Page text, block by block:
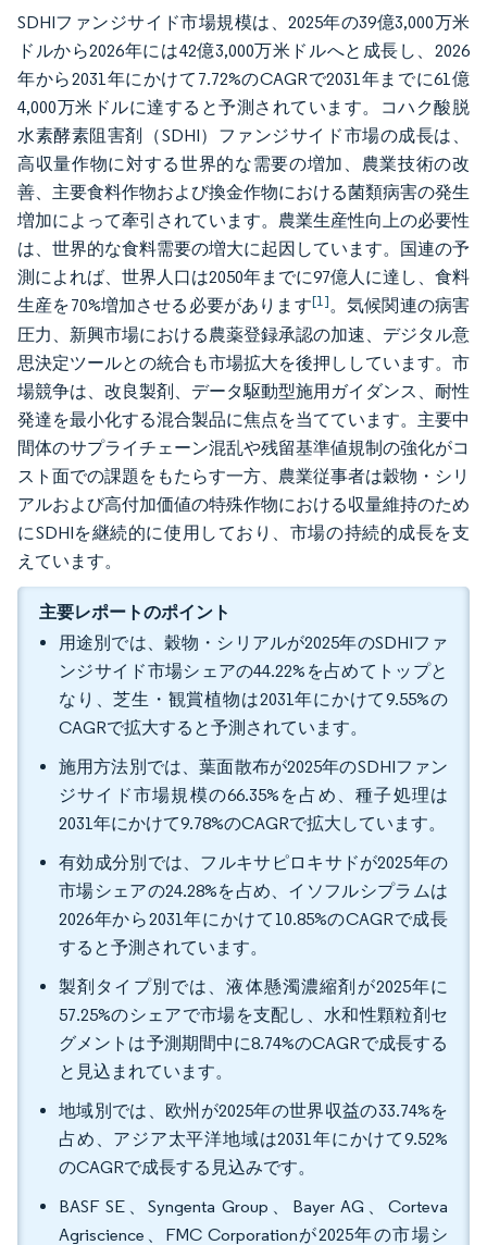
SDHIファンジサイド市場規模は、2025年の39億3,000万米
ドルから2026年には42億3,000万米ドルへと成長し、2026
年から2031年にかけて7.72%のCAGRで2031年までに61億
4,000万米ドルに達すると予測されています。コハク酸脱
水素酵素阻害剤（SDHI）ファンジサイド市場の成長は、
高収量作物に対する世界的な需要の増加、農業技術の改
善、主要食料作物および換金作物における菌類病害の発生
増加によって牽引されています。農業生産性向上の必要性
は、世界的な食料需要の増大に起因しています。国連の予
測によれば、世界人口は2050年までに97億人に達し、食料
生産を70%増加させる必要があります[1]。気候関連の病害
圧力、新興市場における農薬登録承認の加速、デジタル意
思決定ツールとの統合も市場拡大を後押ししています。市
場競争は、改良製剤、データ駆動型施用ガイダンス、耐性
発達を最小化する混合製品に焦点を当てています。主要中
間体のサプライチェーン混乱や残留基準値規制の強化がコ
スト面での課題をもたらす一方、農業従事者は穀物・シリ
アルおよび高付加価値の特殊作物における収量維持のため
にSDHIを継続的に使用しており、市場の持続的成長を支
えています。
主要レポートのポイント
用途別では、穀物・シリアルが2025年のSDHIファ
ンジサイド市場シェアの44.22%を占めてトップと
なり、芝生・観賞植物は2031年にかけて9.55%の
CAGRで拡大すると予測されています。
施用方法別では、葉面散布が2025年のSDHIファン
ジサイド市場規模の66.35%を占め、種子処理は
2031年にかけて9.78%のCAGRで拡大しています。
有効成分別では、フルキサピロキサドが2025年の
市場シェアの24.28%を占め、イソフルシプラムは
2026年から2031年にかけて10.85%のCAGRで成長
すると予測されています。
製剤タイプ別では、液体懸濁濃縮剤が2025年に
57.25%のシェアで市場を支配し、水和性顆粒剤セ
グメントは予測期間中に8.74%のCAGRで成長する
と見込まれています。
地域別では、欧州が2025年の世界収益の33.74%を
占め、アジア太平洋地域は2031年にかけて9.52%
のCAGRで成長する見込みです。
BASF SE、Syngenta Group、Bayer AG、Corteva
Agriscience、FMC Corporationが2025年の市場シ